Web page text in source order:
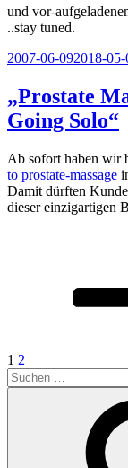
und vor-
..stay tuned.
Veröffentlicht
2007-06-092018-05-
„Prostate
Going Solo“
Ab sofort haben wir
to prostate-massage
Damit dürften
dieser einzigartigen
Beiträge
1 2
Suchen
nach: